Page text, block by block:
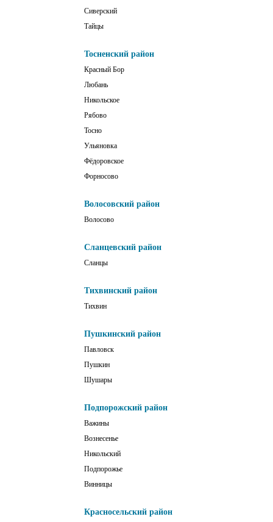
Сиверский
Тайцы
Тосненский район
Красный Бор
Любань
Никольское
Рябово
Тосно
Ульяновка
Фёдоровское
Форносово
Волосовский район
Волосово
Сланцевский район
Сланцы
Тихвинский район
Тихвин
Пушкинский район
Павловск
Пушкин
Шушары
Подпорожский район
Важины
Вознесенье
Никольский
Подпорожье
Винницы
Красносельский район